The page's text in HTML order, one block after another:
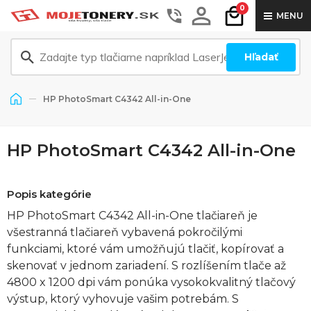
0
MENU
Hľadať
HP PhotoSmart C4342 All-in-One
HP PhotoSmart C4342 All-in-One
Popis kategórie
HP PhotoSmart C4342 All-in-One tlačiareň je
všestranná tlačiareň vybavená pokročilými
funkciami, ktoré vám umožňujú tlačiť, kopírovať a
skenovať v jednom zariadení. S rozlíšením tlače až
4800 x 1200 dpi vám ponúka vysokokvalitný tlačový
výstup, ktorý vyhovuje vašim potrebám. S